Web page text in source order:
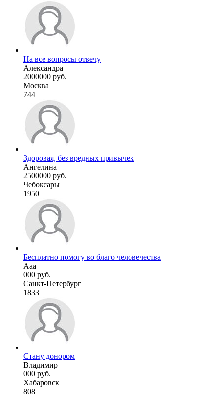
На все вопросы отвечу
Александра
2000000 руб.
Москва
744
Здоровая, без вредных привычек
Ангелина
2500000 руб.
Чебоксары
1950
Бесплатно помогу во благо человечества
Ааа
000 руб.
Санкт-Петербург
1833
Стану донором
Владимир
000 руб.
Хабаровск
808